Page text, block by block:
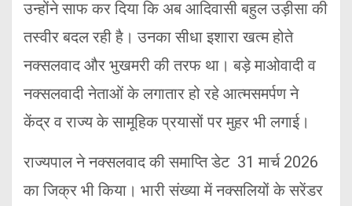
उन्होंने साफ कर दिया कि अब आदिवासी बहुल उड़ीसा की
तस्वीर बदल रही है। उनका सीधा इशारा खत्म होते
नक्सलवाद और भुखमरी की तरफ था। बड़े माओवादी व
नक्सलवादी नेताओं के लगातार हो रहे आत्मसमर्पण ने
केंद्र व राज्य के सामूहिक प्रयासों पर मुहर भी लगाई।
राज्यपाल ने नक्सलवाद की समाप्ति डेट 31 मार्च 2026
का जिक्र भी किया। भारी संख्या में नक्सलियों के सरेंडर